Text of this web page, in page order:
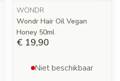
WONDR
Wondr Hair Oil Vegan
Honey 50ml
€ 19,90
Niet beschikbaar